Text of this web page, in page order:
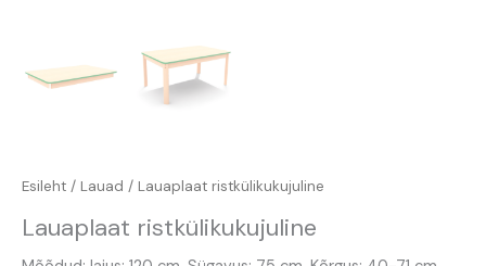
Esileht / Lauad / Lauaplaat ristkülikukujuline
Lauaplaat ristkülikukujuline